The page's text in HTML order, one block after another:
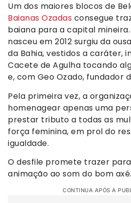
Um dos maiores blocos de
Baianas Ozadas consegue
baiana para a capital
nasceu em 2012 surgiu da
da Bahia, vestidos a caráter,
Cacete de Agulha tocando
e, com Geo Ozado, fundador
Pela primeira vez, a
homenagear apenas uma
prestar tributo a todas as
força feminina, em prol do
igualdade.
O desfile promete trazer para
animação ao som do bom axé.
CONTINUA APÓS A